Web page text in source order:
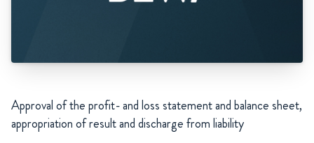
Approval of the profit- and loss statement and balance sheet,
appropriation of result and discharge from liability